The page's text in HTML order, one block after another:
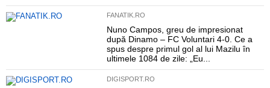
FANATIK.RO
Nuno Campos, greu de impresionat
după Dinamo – FC Voluntari 4-0. Ce a
spus despre primul gol al lui Mazilu în
ultimele 1084 de zile: „Eu...
DIGISPORT.RO